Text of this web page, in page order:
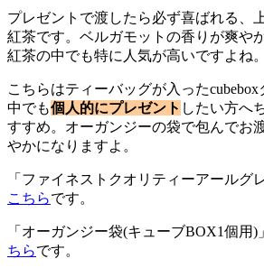
プレゼントで渡したら必ず喜ばれる、
紅茶です。ベルガモットの香りが爽や
紅茶の中でも特に人気が高いですよね。
こちらはティーバッグが入った
中でも個人的にプレゼント したい方へ
すすめ。オーガンジーの袋で包んでお
やかになりますよ。
「ファイネストクオリティーアールグ
こちらです。
「オーガンジー袋(キューブBOX1個用
ちらです。